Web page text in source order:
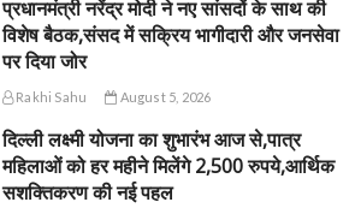
प्रधानमंत्री नरेंद्र मोदी ने नए सांसदों के साथ की
विशेष बैठक,संसद में सक्रिय भागीदारी और जनसेवा
पर दिया जोर
Rakhi Sahu August 5, 2026
दिल्ली लक्ष्मी योजना का शुभारंभ आज से,पात्र
महिलाओं को हर महीने मिलेंगे 2,500 रुपये,आर्थिक
सशक्तिकरण की नई पहल